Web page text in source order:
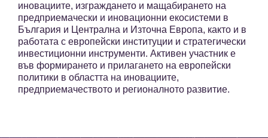
иновациите, изграждането и мащабирането на
предприемачески и иновационни екосистеми в
България и Централна и Източна Европа, както и в
работата с европейски институции и стратегически
инвестиционни инструменти. Активен участник е
във формирането и прилагането на европейски
политики в областта на иновациите,
предприемачеството и регионалното развитие.